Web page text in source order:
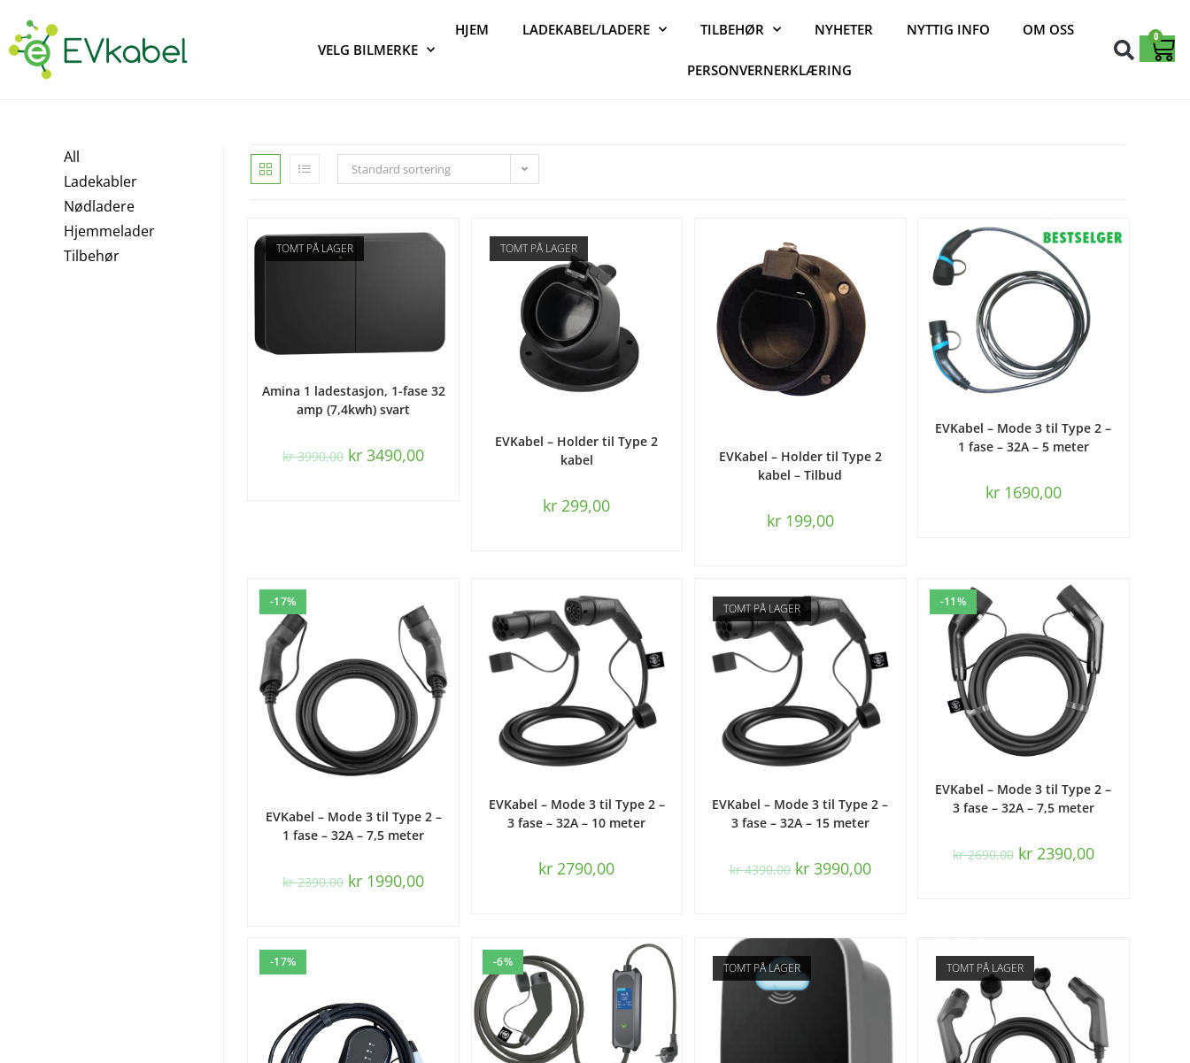
VELG BILMERKE
HJEM LADEKABEL/LADERE TILBEHØR NYHETER NYTTIG INFO OM OSS
PERSONVERNERKLÆRING
0
Standard sortering
TOMT PÅ LAGER
Amina 1 ladestasjon, 1-fase 32
amp (7,4kwh) svart
kr3990,00 kr 3490,00
TOMT PÅ LAGER
EVKabel – Holder til Type 2
kabel
kr 299,00
EVKabel – Holder til Type 2
kabel – Tilbud
kr199,00
EVKabel – Mode 3 til Type 2 –
1 fase – 32A – 5 meter
kr1690,00
-17%
EVKabel – Mode 3 til Type 2 –
1 fase – 32A – 7,5 meter
kr2390,00 kr 1990,00
EVKabel – Mode 3 til Type 2 –
3 fase – 32A – 10 meter
kr 2790,00
TOMT PÅ LAGER
EVKabel – Mode 3 til Type 2 –
3 fase – 32A – 15 meter
kr4390,00 kr3990,00
-11%
EVKabel – Mode 3 til Type 2 –
3 fase – 32A – 7,5 meter
kr2690,00 kr2390,00
-17% -6% TOMT PÅ LAGER TOMT PÅ LAGER
All
Ladekabler
Nødladere
Hjemmelader
Tilbehør